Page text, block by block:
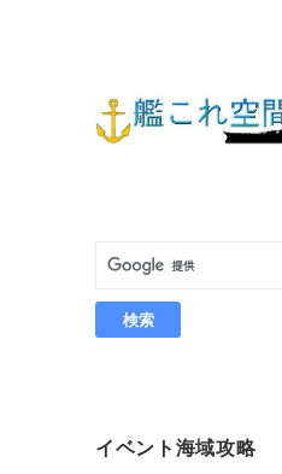
イベント海域攻略